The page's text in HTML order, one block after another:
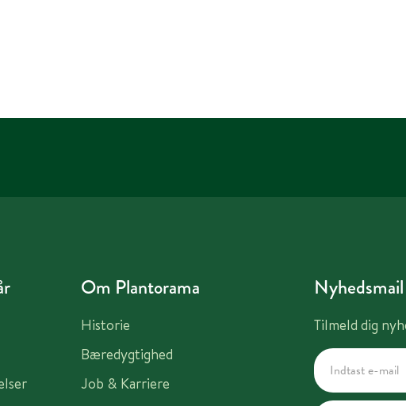
Om Plantorama
Historie
Bæredygtighed
Job & Karriere
Nyhedsmail
Tilmeld dig